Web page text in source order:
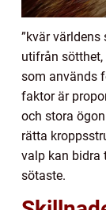
”kvär världens
utifrån
som används
faktor är
och stora
rätta
valp kan bidra
sötaste.